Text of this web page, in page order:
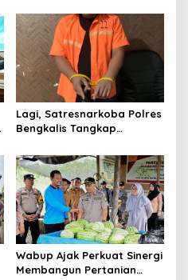
Pertanggungjawaban
Pelaksanaan APBD Tahun
Anggaran 2025
Lagi, Satresnarkoba Polres
Bengkalis Tangkap
Air
Wabup Ajak Perkuat Sinergi
Membangun Pertanian